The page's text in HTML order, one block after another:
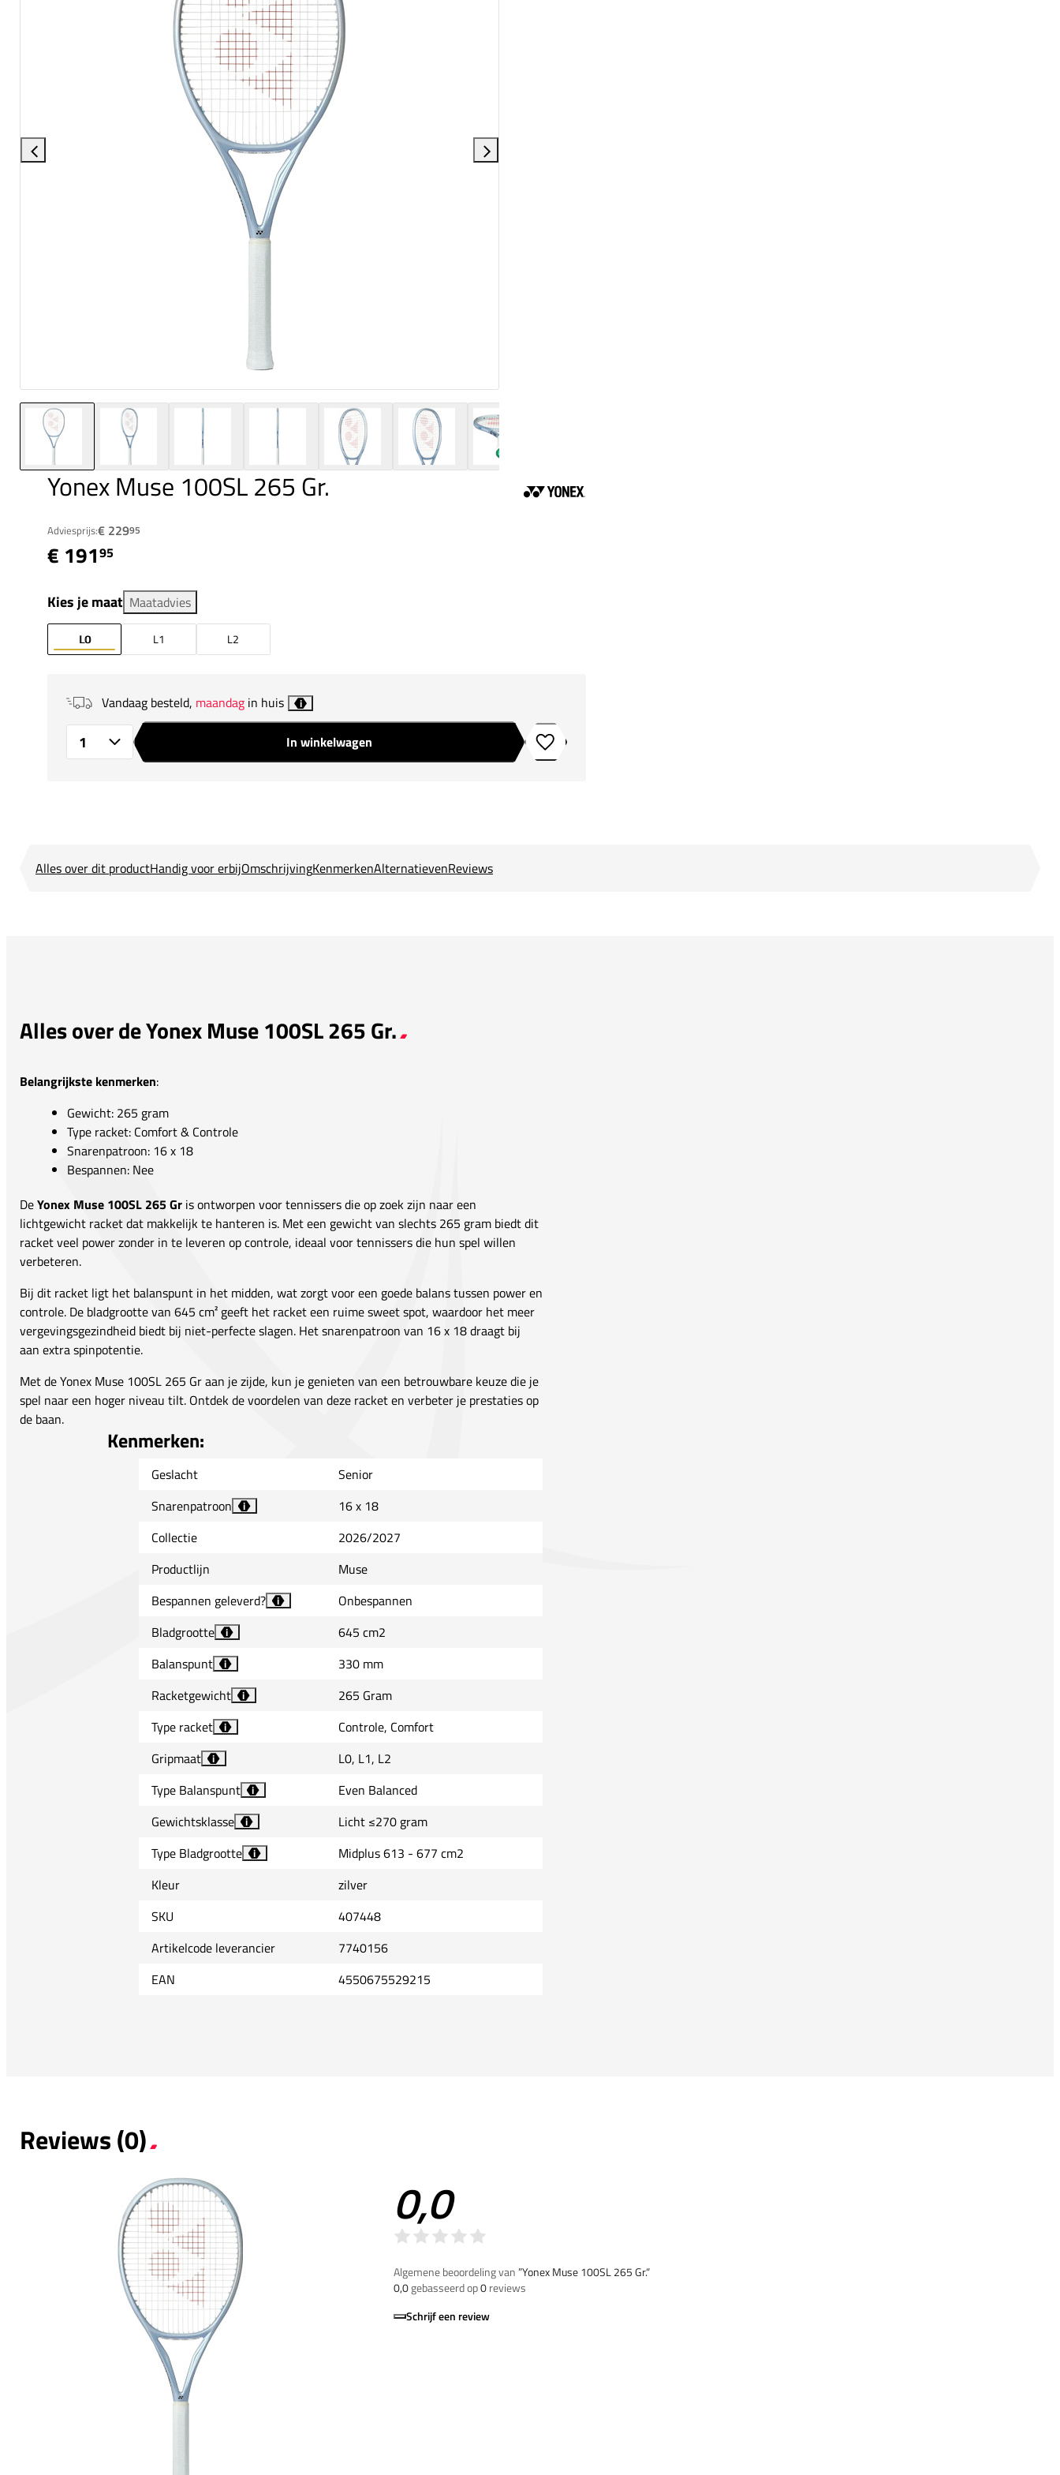
Yonex Muse 100SL 265 Gr.
Adviesprijs:€ 22995
€ 19195
Kies je maat Maatadvies
L0 L1 L2
Vandaag besteld, maandag in huis i
In winkelwagen Toevoegen aan verlanglijstje
Alles over dit productHandig voor erbijOmschrijvingKenmerkenAlternatievenReviews
Alles over de Yonex Muse 100SL 265 Gr.
Belangrijkste kenmerken:
Gewicht: 265 gram
Type racket: Comfort & Controle
Snarenpatroon: 16 x 18
Bespannen: Nee
DeYonex Muse 100SL 265 Gr is ontworpen voor tennissers die op zoek zijn naar een
lichtgewicht racket dat makkelijk te hanteren is. Met een gewicht van slechts 265 gram biedt dit
racket veel power zonder in te leveren op controle, ideaal voor tennissers die hun spel willen
verbeteren.
Bij dit racket ligt het balanspunt in het midden, wat zorgt voor een goede balans tussen power en
controle. De bladgrootte van 645 cm² geeft het racket een ruime sweet spot, waardoor het meer
vergevingsgezindheid biedt bij niet-perfecte slagen. Het snarenpatroon van 16 x 18 draagt bij
aan extra spinpotentie.
Met de Yonex Muse 100SL 265 Gr aan je zijde, kun je genieten van een betrouwbare keuze die je
spel naar een hoger niveau tilt. Ontdek de voordelen van deze racket en verbeter je prestaties op
de baan.
Kenmerken:
Geslacht
Senior
Snarenpatroon
i
16 x 18
Collectie
2026/2027
Productlijn
Muse
Bespannen geleverd?
i
Onbespannen
Bladgrootte
i
645 cm2
Balanspunt
i
330 mm
Racketgewicht
i
265 Gram
Type racket
i
Controle, Comfort
Gripmaat
i
L0, L1, L2
Type Balanspunt
i
Even Balanced
Gewichtsklasse
i
Licht ≤270 gram
Type Bladgrootte
i
Midplus 613 - 677 cm2
Kleur
zilver
SKU
407448
Artikelcode leverancier
7740156
EAN
4550675529215
Reviews (0)
0,0
Algemene beoordeling van”Yonex Muse 100SL 265 Gr.“
0,0gebasseerd op0reviews
Schrijf een review